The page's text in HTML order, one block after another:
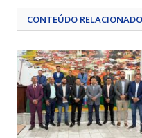
CONTEÚDO RELACIONADO